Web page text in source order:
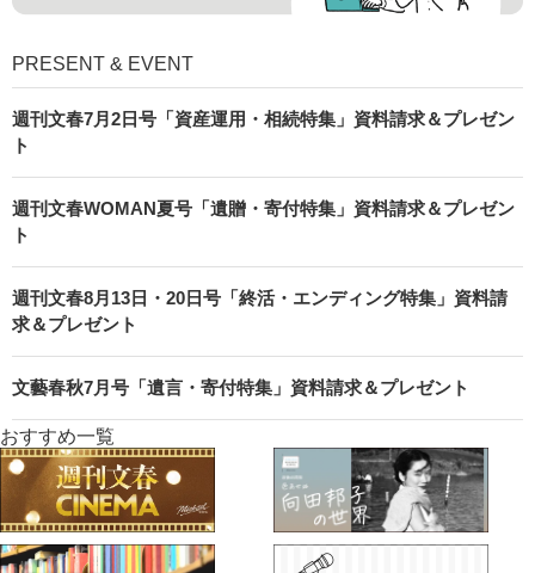
PRESENT & EVENT
週刊文春7月2日号「資産運用・相続特集」資料請求＆プレゼン
ト
週刊文春WOMAN夏号「遺贈・寄付特集」資料請求＆プレゼン
ト
週刊文春8月13日・20日号「終活・エンディング特集」資料請
求＆プレゼント
文藝春秋7月号「遺言・寄付特集」資料請求＆プレゼント
おすすめ一覧